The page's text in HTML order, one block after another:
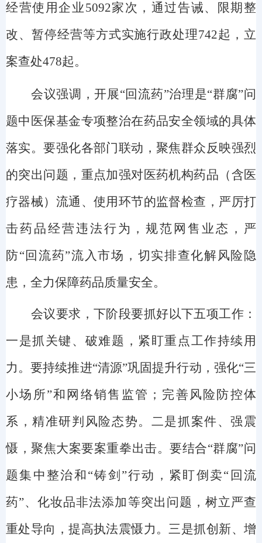
经营使用企业5092家次，通过告诫、限期整
改、暂停经营等方式实施行政处理742起，立
案查处478起。
会议强调，开展“回流药”治理是“群腐”问
题中医保基金专项整治在药品安全领域的具体
落实。要强化各部门联动，聚焦群众反映强烈
的突出问题， 重点加强对医药机构药品（含医
疗器械）流通、使用环节的监督检查，严厉打
击药品经营违法行为，规范网售业态，严
防“回流药”流入市场，切实排查化解风险隐
患， 全力保障药品质量安全。
会议要求 ，下阶段要抓好以下五项工作：
一是抓关键、破难题，紧盯重点工作持续用
力。要持续推进“清源”巩固提升行动，强化“三
小场所”和网络销售监管；完善风险防控体
系，精准研判风险态势。二是抓案件、强震
慑，聚焦大案要案重拳出击。要结合“群腐”问
题集中整治和“铸剑”行动，紧盯倒卖“回流
药”、化妆品非法添加等突出问题，树立严查
重处导向，提高执法震慑力。三是抓创新、增